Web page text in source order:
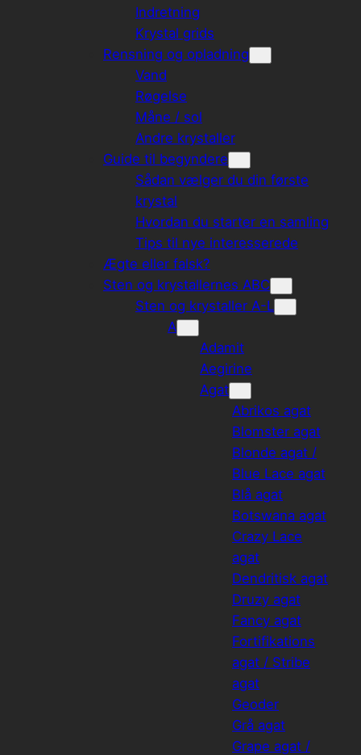
Indretning
Krystal grids
Rensning og opladning
Vand
Røgelse
Måne / sol
Andre krystaller
Guide til begyndere
Sådan vælger du din første
krystal
Hvordan du starter en samling
Tips til nye interesserede
Ægte eller falsk?
Sten og krystallernes ABC
Sten og krystaller A-L
A
Adamit
Aegirine
Agat
Abrikos agat
Blomster agat
Blonde agat /
Blue Lace agat
Blå agat
Botswana agat
Crazy Lace
agat
Dendritisk agat
Druzy agat
Fancy agat
Fortifikations
agat / Stribe
agat
Geoder
Grå agat
Grape agat /